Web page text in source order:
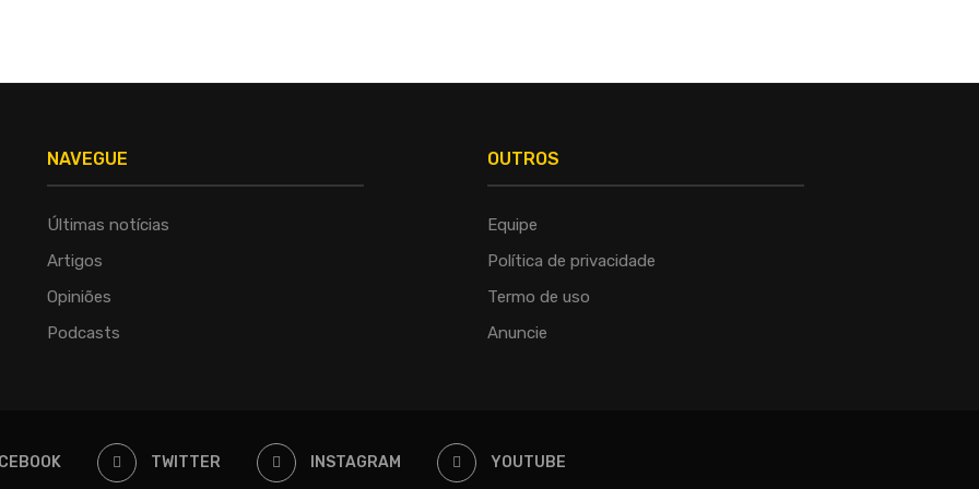
NAVEGUE
Últimas notícias
Artigos
Opiniões
Podcasts
OUTROS
Equipe
Política de privacidade
Termo de uso
Anuncie
TWITTER INSTAGRAM YOUTUBE